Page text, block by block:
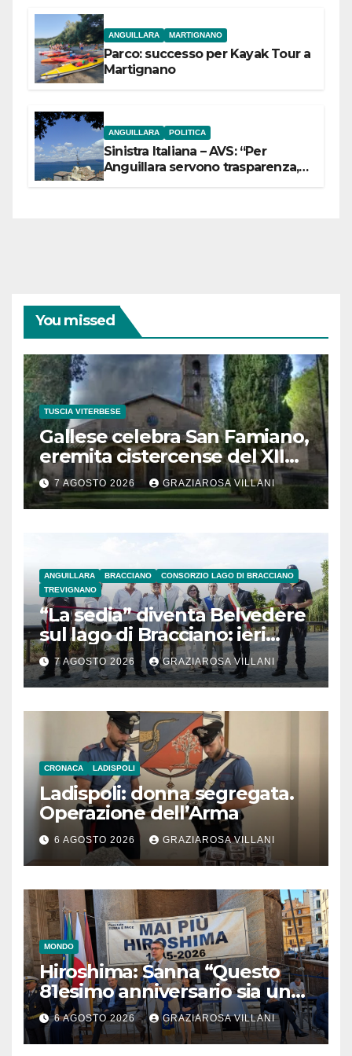
ANGUILLARA MARTIGNANO
Parco: successo per Kayak Tour a
Martignano
ANGUILLARA POLITICA
Sinistra Italiana – AVS: “Per
Anguillara servono trasparenza,
You missed
TUSCIA VITERBESE
Gallese celebra San Famiano,
eremita cistercense del XII
secolo
7 AGOSTO 2026 GRAZIAROSA VILLANI
ANGUILLARA BRACCIANO
CONSORZIO LAGO DI BRACCIANO
TREVIGNANO
“La sedia” diventa Belvedere
sul lago di Bracciano: ieri
l’inaugurazione
7 AGOSTO 2026 GRAZIAROSA VILLANI
CRONACA LADISPOLI
Ladispoli: donna segregata.
Operazione dell’Arma
6 AGOSTO 2026 GRAZIAROSA VILLANI
MONDO
Hiroshima: Sanna “Questo
81esimo anniversario sia un
monito per tutti”
6 AGOSTO 2026 GRAZIAROSA VILLANI